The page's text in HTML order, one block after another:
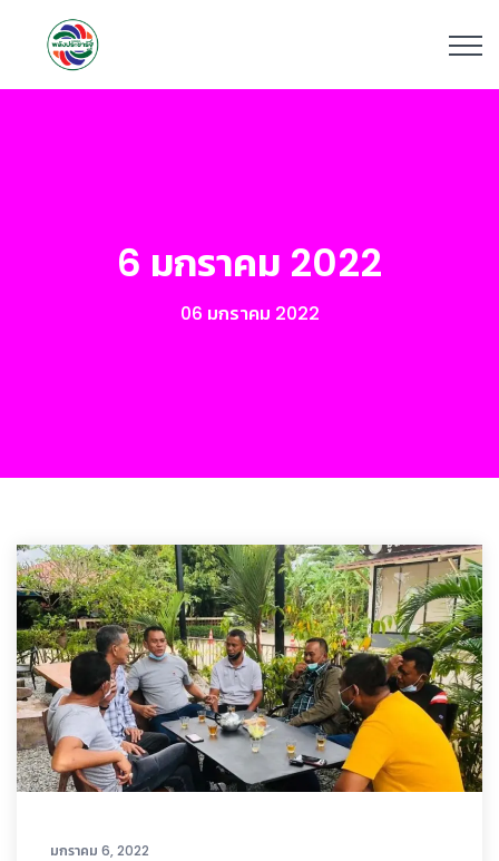
6 มกราคม 2022
06 มกราคม 2022
มกราคม 6, 2022